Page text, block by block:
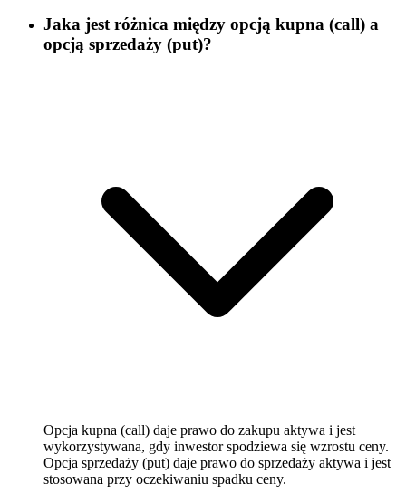
Jaka jest różnica między opcją kupna (call) a
opcją sprzedaży (put)?
Opcja kupna (call) daje prawo do zakupu aktywa i jest
wykorzystywana, gdy inwestor spodziewa się wzrostu ceny.
Opcja sprzedaży (put) daje prawo do sprzedaży aktywa i jest
stosowana przy oczekiwaniu spadku ceny.